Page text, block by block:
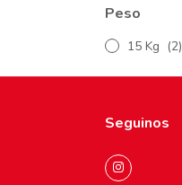
Peso
15 Kg (2)
Seguinos